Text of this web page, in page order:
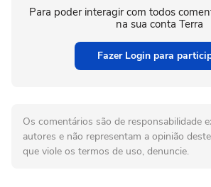
Para poder interagir com todos
na sua conta Terra
Fazer Login para
Os comentários são de responsabilidade
autores e não representam a opinião
que viole os termos de uso, denuncie.